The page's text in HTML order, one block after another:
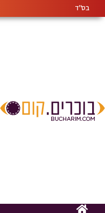
בס"ד